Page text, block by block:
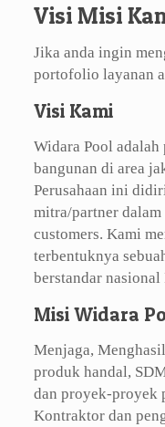
Visi Misi
Jika anda ingin
portofolio layanan
Visi Kami
Widara Pool
bangunan di area
Perusahaan ini
mitra/partner
customers. Kami
terbentuknya
berstandar nasional
Misi Widara
Menjaga,
produk handal,
dan proyek-proyek
Kontraktor dan